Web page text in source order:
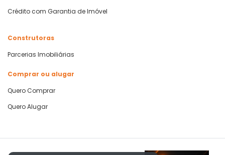
Crédito com Garantia de Imóvel
Construtoras
Parcerias Imobiliárias
Comprar ou alugar
Quero Comprar
Quero Alugar